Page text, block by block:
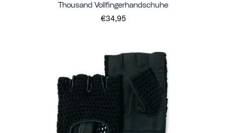
Thousand Vollfingerhandschuhe
€34,95